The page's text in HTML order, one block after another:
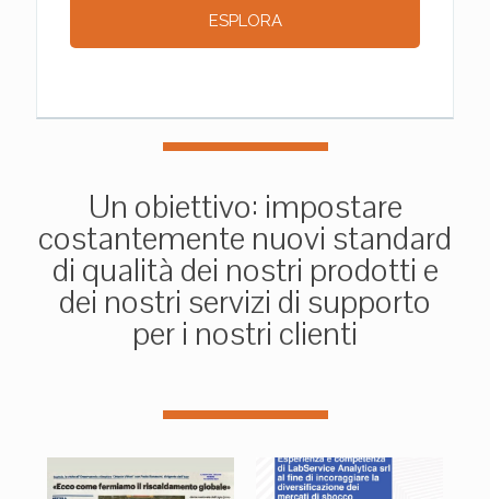
ESPLORA
Un obiettivo: impostare
costantemente nuovi standard
di qualità dei nostri prodotti e
dei nostri servizi di supporto
per i nostri clienti